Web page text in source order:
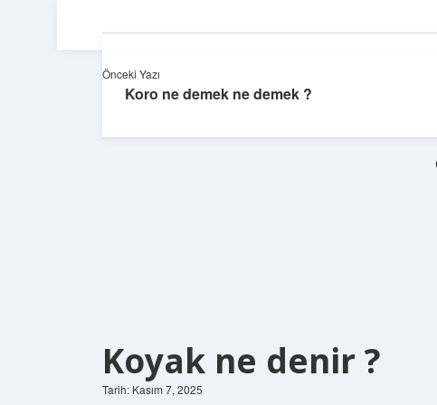
Koyak ne denir ?
Tarih: Kasım 7, 2025
Önceki Yazı
Koro ne demek ne demek ?